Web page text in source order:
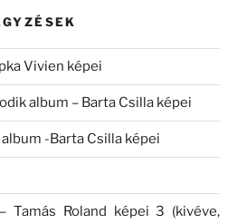
Vivien képei
album – Barta Csilla képei
-Barta Csilla képei
Tamás Roland képei 3 (kivéve,